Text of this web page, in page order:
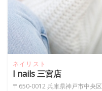
ネイリスト
I nails 三宮店
〒650-0012 兵庫県神戸市中央区